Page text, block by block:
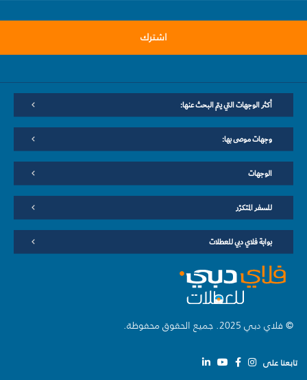
اشترك
أكثر الوجهات التي يتم البحث عنها:
وجهات موصى بها:
الوجهات
للسفر المتكرّر
بوابة فلاي دبي للعطلات
© فلاي دبي 2025. جميع الحقوق محفوظة.
تابعنا على